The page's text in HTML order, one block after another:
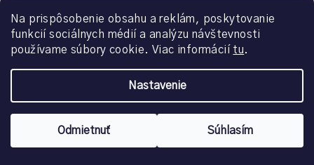
Na prispôsobenie obsahu a reklám, poskytovanie
funkcií sociálnych médií a analýzu návštevnosti
používame súbory cookie. Viac informácií tu.
Nastavenie
Odmietnuť Súhlasím
MINERÁLNY MAKEUP Č. 02 MEDIUM 3 ML